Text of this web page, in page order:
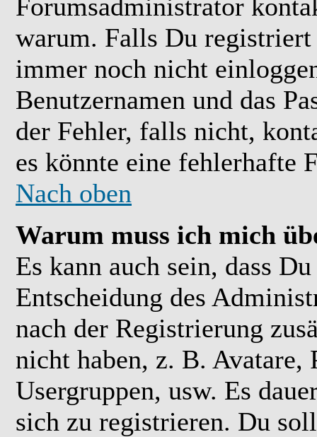
Forumsadministrator
warum. Falls Du
immer noch nicht
Benutzernamen und das
der Fehler, falls nicht,
es könnte eine fehlerhafte
Nach oben
Warum muss ich mich
Es kann auch sein, dass
Entscheidung des
nach der Registrierung
nicht haben, z. B.
Usergruppen, usw. Es
sich zu registrieren. Du